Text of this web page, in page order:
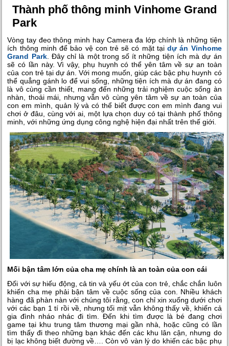
Thành phố thông minh Vinhome Grand
Park
Vòng tay đeo thông minh hay Camera đa lớp chính là những tiện
ích thông minh để bảo vệ con trẻ sẽ có mặt tạidự án Vinhome
Grand Park. Đây chỉ là một trong số ít những tiện ích mà dự án
sẽ có lần này. Vì vậy, phụ huynh có thể yên tâm về sự an toàn
của con trẻ tại dự án. Với mong muốn, giúp các bậc phụ huynh có
thể quẳng gánh lo để vui sống, những tiện ích mà dự án đang có
là vô cùng cần thiết, mang đến những trải nghiệm cuộc sống àn
nhàn, thoải mái, nhưng vẫn vô cùng yên tâm về sự an toàn của
con em mình, quản lý và có thể biết được con em mình đang vui
chơi ở đâu, cùng với ai, một lựa chọn duy có tại thành phố thông
minh, với những ứng dụng công nghệ hiện đại nhất trên thế giới.
Mối bận tâm lớn của cha mẹ chính là an toàn của con cái
Đối với sự hiếu động, cả tin và yếu ớt của con trẻ, chắc chắn luôn
khiến cha mẹ phải bận tâm về cuộc sống của con. Nhiều khách
hàng đã phàn nàn với chúng tôi rằng, con chỉ xin xuống dưới chơi
với các bạn 1 tí rồi về, nhưng tối mịt vẫn không thấy về, khiến cả
gia đình nháo nhác đi tìm. Đến khi tìm được là bé đang chơi
game tại khu trung tâm thương mại gần nhà, hoặc cũng có lần
tìm thấy đi theo những bạn khác đến các khu lân cận, nhưng do
bị lạc không biết đường về…. Còn vô vàn lý do khiến các bậc phụ